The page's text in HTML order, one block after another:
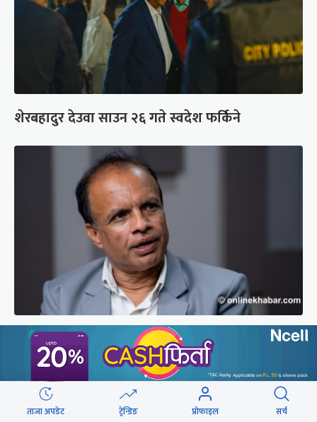
शेरबहादुर देउवा साउन २६ गते स्वदेश फर्किने
‘भेलामा गएकै कारण जनप्रतिनिधिलाई कारबाही हुँदैन’
ताजा अपडेट ट्रेन्डिङ प्रोफाइल सर्च